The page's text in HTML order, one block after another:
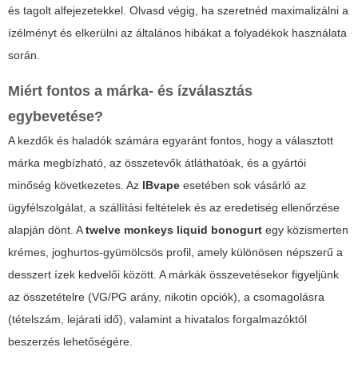
és tagolt alfejezetekkel. Olvasd végig, ha szeretnéd maximalizálni a
ízélményt és elkerülni az általános hibákat a folyadékok használata
során.
Miért fontos a márka- és ízválasztás
egybevetése?
A kezdők és haladók számára egyaránt fontos, hogy a választott
márka megbízható, az összetevők átláthatóak, és a gyártói
minőség következetes. Az IBvape esetében sok vásárló az
ügyfélszolgálat, a szállítási feltételek és az eredetiség ellenőrzése
alapján dönt. Atwelve monkeys liquid bonogurt egy közismerten
krémes, joghurtos-gyümölcsös profil, amely különösen népszerű a
desszert ízek kedvelői között. A márkák összevetésekor figyeljünk
az összetételre (VG/PG arány, nikotin opciók), a csomagolásra
(tételszám, lejárati idő), valamint a hivatalos forgalmazóktól
beszerzés lehetőségére.